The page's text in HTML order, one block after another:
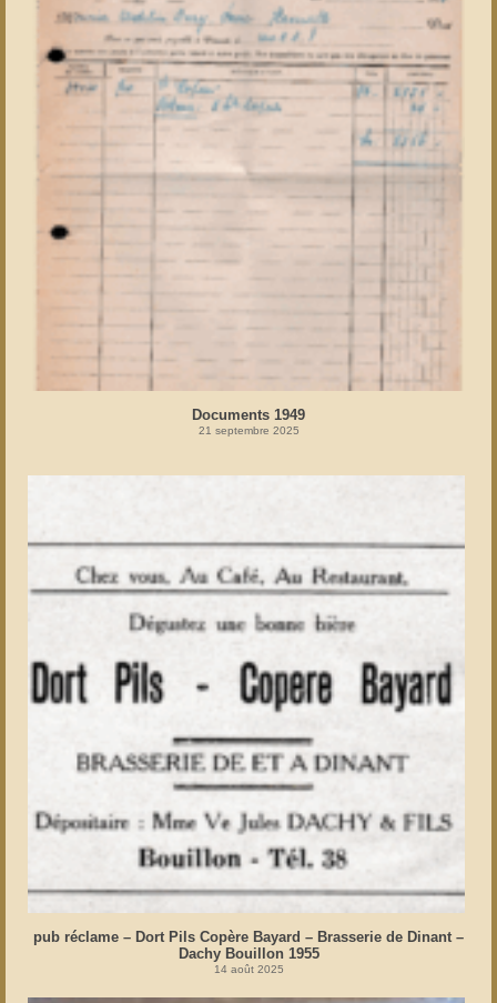
Documents 1949
21 septembre 2025
pub réclame – Dort Pils Copère Bayard – Brasserie de Dinant –
Dachy Bouillon 1955
14 août 2025